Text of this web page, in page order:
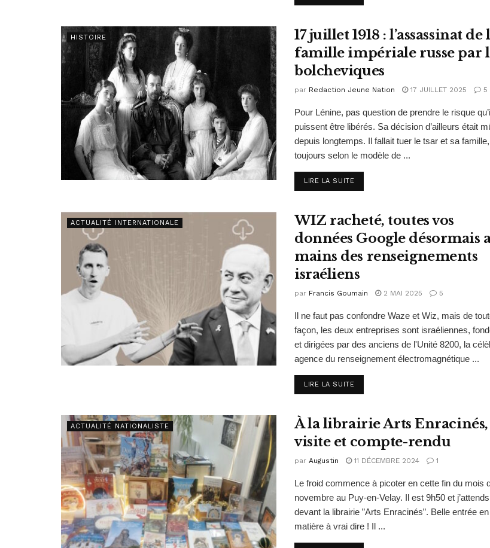
HISTOIRE
17 juillet 1918 : l’assassinat de
famille impériale russe par
bolcheviques
par Redaction Jeune Nation 17 JUILLET 2025 5
Pour Lénine, pas question de prendre le risque
puissent être libérés. Sa décision d’ailleurs était
depuis longtemps. Il fallait tuer le tsar et sa famille,
toujours selon le modèle de ...
LIRE LA SUITEDETAILS
ACTUALITÉ INTERNATIONALE
WIZ racheté, toutes vos
données Google désormais
mains des renseignements
israéliens
par Francis Goumain 2 MAI 2025 5
Il ne faut pas confondre Waze et Wiz, mais de
façon, les deux entreprises sont israéliennes,
et dirigées par des anciens de l'Unité 8200, la
agence du renseignement électromagnétique ...
LIRE LA SUITEDETAILS
ACTUALITÉ NATIONALISTE
À la librairie Arts Enracinés,
visite et compte-rendu
par Augustin 11 DÉCEMBRE 2024 1
Le froid commence à picoter en cette fin du mois
novembre au Puy-en-Velay. Il est 9h50 et j’attends
devant la librairie ”Arts Enracinés”. Belle entrée en
matière à vrai dire ! Il ...